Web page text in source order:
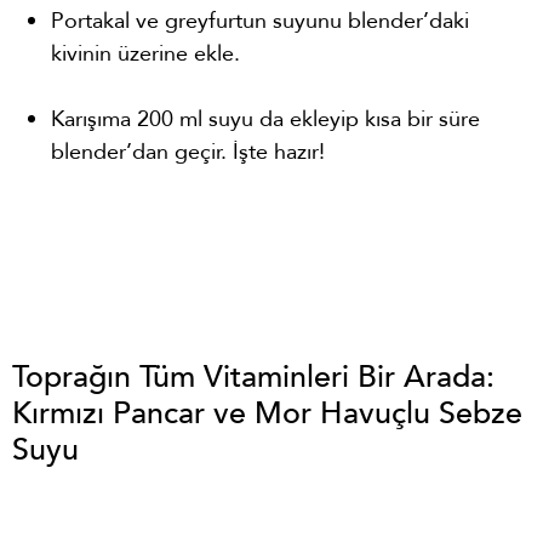
Portakal ve greyfurtun suyunu blender’daki
kivinin üzerine ekle.
Karışıma 200 ml suyu da ekleyip kısa bir süre
blender’dan geçir. İşte hazır!
Toprağın Tüm Vitaminleri Bir Arada:
Kırmızı Pancar ve Mor Havuçlu Sebze
Suyu